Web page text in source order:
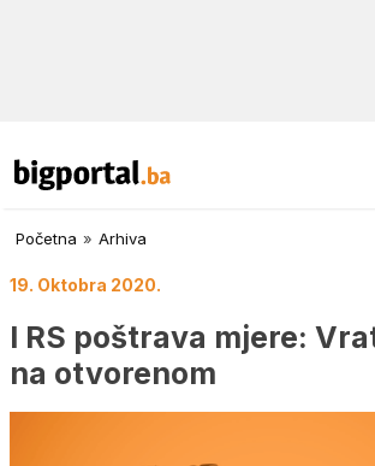
Početna » Arhiva
19. Oktobra 2020.
I RS poštrava mjere:
na otvorenom